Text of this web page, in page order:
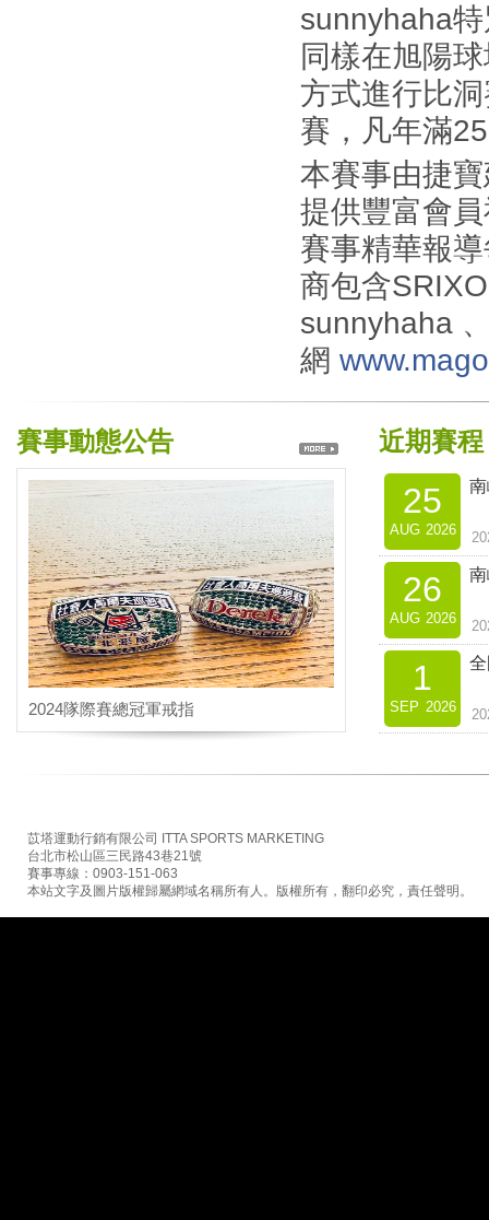
sunnyhaha
同樣在旭陽
方式進行比
賽，凡年滿
本賽事由捷
提供豐富會
賽事精華報
商包含
sunnyhaha
網
賽事動態公告
2024隊際賽總冠軍戒指
近期賽程
2026
AUG
25
2026
AUG
26
2026
SEP
1
苡塔運動行銷有限公司 ITTA SPORTS MARKETING
台北市松山區三民路43巷21號
賽事專線：0903-151-063
本站文字及圖片版權歸屬網域名稱所有人。版權所有，翻印必究，責任聲明。